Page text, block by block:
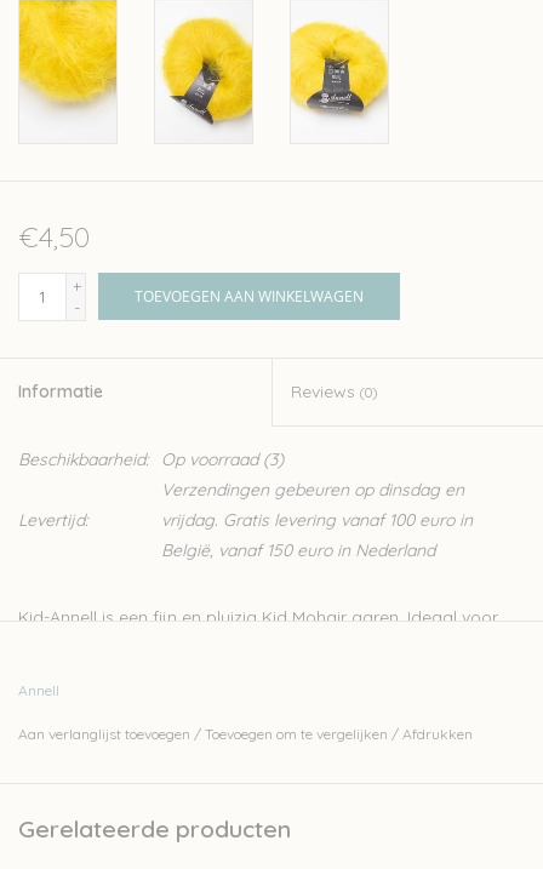
€4,50
+
-
TOEVOEGEN AAN WINKELWAGEN
Informatie Reviews (0)
Beschikbaarheid: Op voorraad(3)
Levertijd:
Verzendingen gebeuren op dinsdag en
vrijdag. Gratis levering vanaf 100 euro in
België, vanaf 150 euro in Nederland
Kid-Annell is een fijn en pluizig Kid Mohair garen. Ideaal voor
andere garen.
80% mohair - 20% polyester
Annell
Aan verlanglijst toevoegen / Toevoegen om te vergelijken / Afdrukken
Gerelateerde producten